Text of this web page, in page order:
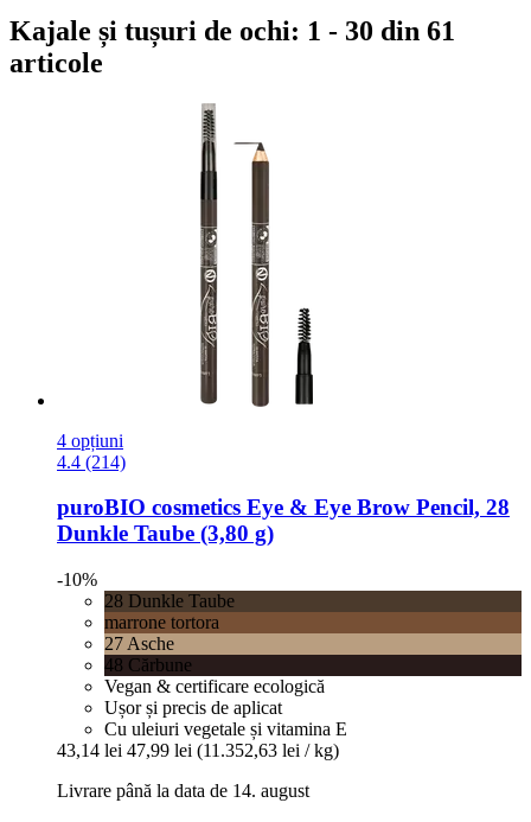
Kajale și tușuri de ochi: 1 - 30 din 61
articole
4 opțiuni
4.4 (214)
puroBIO cosmetics Eye & Eye Brow Pencil, 28
Dunkle Taube (3,80 g)
-10%
28 Dunkle Taube
marrone tortora
27 Asche
48 Cărbune
Vegan & certificare ecologică
Ușor și precis de aplicat
Cu uleiuri vegetale și vitamina E
43,14 lei 47,99 lei (11.352,63 lei / kg)
Livrare până la data de 14. august